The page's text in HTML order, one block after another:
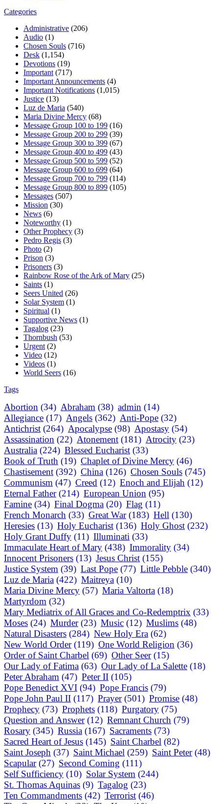
Categories
Administrative (206)
Audio (1)
Chosen Souls (716)
Desk (1,154)
Devotions (19)
Important (717)
Important Announcements (4)
Important Notifications (1,015)
Justice (13)
Luz de Maria (540)
Maria Divine Mercy (68)
Message Group 100 to 199 (16)
Message Group 200 to 299 (39)
Message Group 300 to 399 (67)
Message Group 400 to 499 (43)
Message Group 500 to 599 (52)
Message Group 600 to 699 (64)
Message Group 700 to 799 (114)
Message Group 800 to 899 (105)
Messages (507)
Mission (30)
News (6)
Noteworthy (1)
Other Prophecy (3)
Pedro Regis (3)
Photo (2)
Prison (3)
Prisoners (3)
Rainbow Rose of the Ark of Mary (25)
Saints (1)
Seers United (26)
Solar System (1)
Spiritual (1)
Supportive News (1)
Tagalog (23)
Thornbush (53)
Urgent (2)
Video (12)
Videos (1)
World Seers (16)
Tags
Abortion (34) Abraham (38) admin (14)
Allegiance (17) Angels (362) Anti-Pope (32)
Antichrist (264) Apocalypse (98) Apostasy (54)
Assassination (22) Atonement (181) Atrocity (23)
Australia (224) Blessed Eucharist (33)
Book of Truth (19) Chaplet of Divine Mercy (46)
Chastisement (392) China (126) Chosen Souls (745)
Communism (47) Creed (12) Enoch and Elijah (12)
Eternal Father (214) European Union (95)
Famine (34) Final Dogma (20) Flag (11)
French Monarch (33) Great War (183) Hell (130)
Heresies (13) Holy Eucharist (136) Holy Ghost (232)
Holy Grant Duffy (11) Illuminati (33)
Immaculate Heart of Mary (438) Immorality (34)
Innocent Prisoners (13) Jesus Christ (155)
Justice System (39) Last Pope (77) Little Pebble (340)
Luz de Maria (422) Maitreya (10)
Maria Divine Mercy (57) Maria Valtorta (18)
Martyrdom (32)
Mary Mediatrix of All Graces and Co-Redemptrix (33)
Moses (24) Murder (23) Music (12) Muslims (48)
Natural Disasters (284) New Holy Era (62)
New World Order (119) One World Religion (36)
Order of Saint Charbel (69) Other Seer (15)
Our Lady of Fatima (63) Our Lady of La Salette (18)
Peter Abraham (47) Peter II (105)
Pope Benedict XVI (94) Pope Francis (79)
Pope John Paul II (117) Prayer (501) Promise (48)
Prophecy (73) Prophets (118) Purgatory (75)
Question and Answer (12) Remnant Church (79)
Rosary (345) Russia (167) Sacraments (73)
Sacred Heart of Jesus (145) Saint Charbel (82)
Saint Joseph (37) Saint Michael (259) Saint Peter (48)
Scapular (27) Second Coming (111)
Self Sufficiency (10) Solar System (244)
St. Thomas Aquinas (9) Tagalog (23)
Ten Commandments (42) Terrorist (46)